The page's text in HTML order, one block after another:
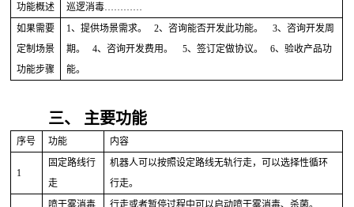
功能概述 巡逻消毒
如果需要
定制场景
功能步骤
1、提供场景需求。 2、咨询能否开发此功能。 3、咨询开发周
期。 4、咨询开发费用。 5、签订定做协议。 6、验收产品功
能。
三、 主要功能
序号 功能 内容
1
固定路线行
走
机器人可以按照设定路线无轨行走，可以选择性循环
行走。
喷干雾消毒
行走或者暂停过程中可以启动喷干雾消毒、杀菌。